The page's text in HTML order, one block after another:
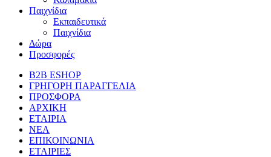
Παιχνίδια
Εκπαιδευτικά
Παιχνίδια
Δώρα
Προσφορές
B2B ESHOP
ΓΡΗΓΟΡΗ ΠΑΡΑΓΓΕΛΙΑ
ΠΡΟΣΦΟΡΑ
ΑΡΧΙΚΗ
ΕΤΑΙΡΙΑ
ΝΕΑ
ΕΠΙΚΟΙΝΩΝΙΑ
ΕΤΑΙΡΙΕΣ